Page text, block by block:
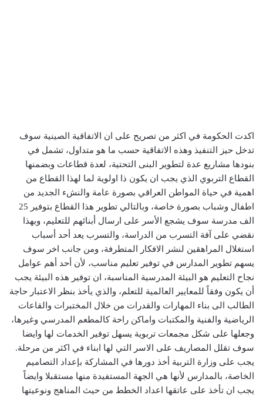
اكدت الحكومة في اكثر من تصريح على ان الاتفاقية الصينية سوف
تدخل حيز التنفيذ وهذه الاتفاقية حسب ما هو متداول، تشمل في
بنودها مشاريع عدة لتطوير البنى التحتية، لعدة قطاعات وبضمنها
القطاع التربوي الذي يجب ان يكون ذا اولوية لما لهذا القطاع من
اهمية في حياة المواطن العراقي بصورة عامة والنشء الجديد من
اطفال وشباب بصورة خاصة، وبالتالي تطوير هذا القطاع بتوفير 25
الف مدرسة سوف يشجع الأسر على ارسال أبنائهم للتعليم، وبهذا
نقضي على آفة التسرب من الدراسة، والتسرب يعد أحد أسباب
استغلال المراهقين لنشر الافكار المتطرفة، ومن جانب اخر سوف
يسهم تطوير المدارس في توفير تعليم مناسب، لأن أحد أهم عوامل
نجاح التعليم هو البيئة المدرسية المناسبة، ان توفير هذه البيئة يجب
أن يكون وفقاً للمعايير العالمية للتعلم، والذي يأخذ بنظر الاعتبار حاجة
الطالب الى بناء المهارات والقدرات من خلال المختبرات والقاعات
الرياضية والفنية والمكتبات واماكن راحة كالمطعم المدرسي وغيرها،
وجعلها على شكل مجمعات تربوية يسهل توفير الخدمات لها وايضا
سوف تقلل المصاريف على الاسر التي لها ابناء في اكثر من مرحلة.
يجب على وزارة التربية أخذ دورها في المشاركة بإعداد التصاميم
الخاصة، بالمدارس لأنها هي الجهة المستفيدة منها مستقبلا وايضاً
يجب ان تأخذ على عاتقها اعداد الخطط من حيث المناهج ونوعيتها